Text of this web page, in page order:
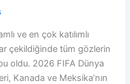
ve en çok katılımlı
çekildiğinde tüm gözlerin
oldu. 2026 FIFA Dünya
Kanada ve Meksika’nın